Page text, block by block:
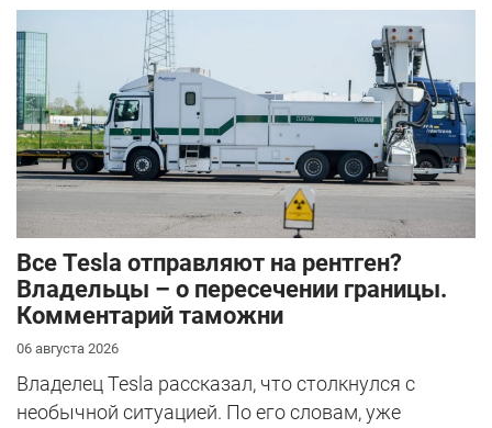
Все Tesla отправляют на рентген?
Владельцы – о пересечении границы.
Комментарий таможни
06 августа 2026
Владелец Tesla рассказал, что столкнулся с
необычной ситуацией. По его словам, уже